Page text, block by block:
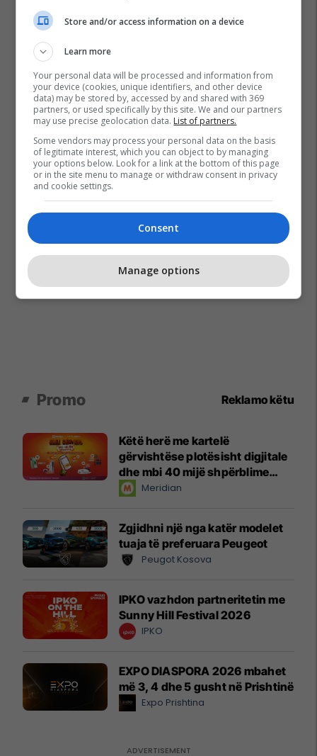
Promo Reklamo këtu
Këtë herë me kartelë
gërvishtëse plotësisht digjitale
dhe mbi 40 mijë shpërblime
instant!Meridian
Zgjidhni një nga katër modelet
tuaja të preferuara Peugeot
Peugot Kosova
IPKO vazhdon partneritetin me
Sunny Hill Festival 2026
IPKO
EXPO DIASPORA 2026 mbahet
më 3, 4 dhe 5 gusht në Prishtinë
Expo Prishtina
Store and/or access information on a device
Learn more
Your personal data will be processed and information from
your device (cookies, unique identifiers, and other device
data) may be stored by, accessed by and shared with 369
partners, or used specifically by this site. We and our partners
may use precise geolocation data. List of partners.
Some vendors may process your personal data on the basis
of legitimate interest, which you can object to by managing
your options below. Look for a link at the bottom of this page
or in the site menu to manage or withdraw consent in privacy
and cookie settings.
Consent
Manage options